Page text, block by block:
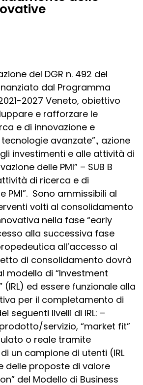
del DGR n. 492 del
dal Programma
2027 Veneto, obiettivo
e rafforzare le
e di innovazione e
avanzate”., azione
investimenti e alle attività di
delle PMI” – SUB B
di ricerca e di
PMI”. Sono ammissibili al
volti al consolidamento
nella fase “early
alla successiva fase
all’accesso al
di consolidamento dovrà
modello di “Investment
(IRL) ed essere funzionale alla
per il completamento di
seguenti livelli di IRL: –
servizio, “market fit”
o reale tramite
un campione di utenti (IRL
delle proposte di valore
del Modello di Business